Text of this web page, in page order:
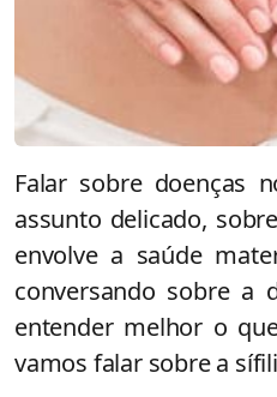
Falar sobre doenças
assunto delicado,
envolve a saúde
conversando sobre a
entender melhor o
vamos falar sobre a